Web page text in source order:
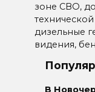
зоне СВО,
дизельные
видения,